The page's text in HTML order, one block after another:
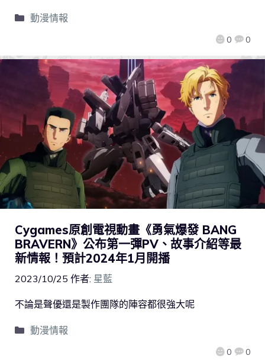
0 0
動漫情報
Cygames原創電視動畫《勇氣爆發 BANG
BRAVERN》公布第一彈PV、故事介紹等最
新情報！預計2024年1月開播
2023/10/25 作者: 星藍
0 0
不論是聲優還是製作團隊的陣容都很強大呢
動漫情報